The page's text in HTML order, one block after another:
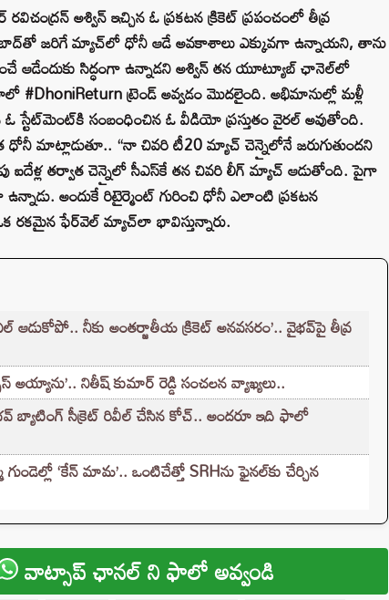
అశ్విన్ ఇచ్చిన ఓ ప్రకటన క్రికెట్ ప్రపంచంలో తీవ్ర
జరిగే మ్యాచ్‌లో ధోనీ ఆడే అవకాశాలు ఎక్కువగా ఉన్నాయని, తాను
ఆడేందుకు సిద్ధంగా ఉన్నాడని అశ్విన్ తన యూట్యూబ్ ఛానెల్‌లో
ట్రెండ్ అవ్వడం మొదలైంది. అభిమానుల్లో మళ్లీ
సంబంధించిన ఓ వీడియో ప్రస్తుతం వైరల్ అవుతోంది.
మాట్లాడుతూ.. “నా చివరి టీ20 మ్యాచ్ చెన్నైలోనే జరుగుతుందని
ఐదేళ్ల తర్వాత చెన్నైలో సీఎస్‌కే తన చివరి లీగ్ మ్యాచ్ ఆడుతోంది. పైగా
అందుకే రిటైర్మెంట్ గురించి ధోనీ ఎలాంటి ప్రకటన
రకమైన ఫేర్‌వెల్ మ్యాచ్‌లా భావిస్తున్నారు.
ఆడుకోపో.. నీకు అంతర్జాతీయ క్రికెట్ అనవసరం’.. వైభవ్‌పై తీవ్ర
అయ్యాను’.. నితీష్ కుమార్ రెడ్డి సంచలన వ్యాఖ్యలు..
బ్యాటింగ్ సీక్రెట్ రివీల్ చేసిన కోచ్.. అందరూ ఇది ఫాలో
‘కేన్‌ మామ’.. ఒంటిచేత్తో SRHను ఫైనల్‌కు చేర్చిన
వాట్సాప్ ఛానల్ ని ఫాలో అవ్వండి